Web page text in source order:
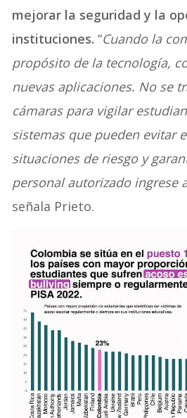
mejorar la seguridad y la
instituciones. “Cuando la
propósito de la tecnología,
nuevas aplicaciones. No se
cámaras para vigilar
sistemas que pueden evitar
situaciones de riesgo y
personal autorizado ingrese
señala Prieto.